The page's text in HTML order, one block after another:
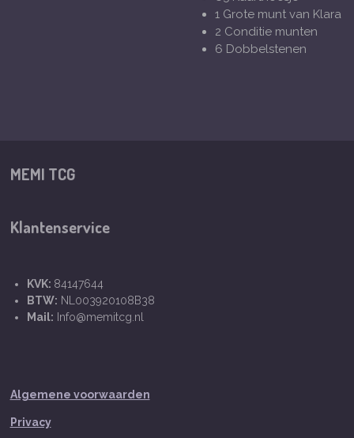
1 Grote munt van Klara
2 Conditie munten
6 Dobbelstenen
MEMI TCG
Klantenservice
KVK: 84147644
BTW: NL003920108B38
Mail: Info@memitcg.nl
Algemene voorwaarden
Privacy